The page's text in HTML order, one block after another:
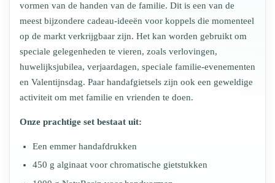
vormen van de handen van de familie. Dit is een van de
meest bijzondere cadeau-ideeën voor koppels die momenteel
op de markt verkrijgbaar zijn. Het kan worden gebruikt om
speciale gelegenheden te vieren, zoals verlovingen,
huwelijksjubilea, verjaardagen, speciale familie-evenementen
en Valentijnsdag. Paar handafgietsels zijn ook een geweldige
activiteit om met familie en vrienden te doen.
Onze prachtige set bestaat uit:
Een emmer handafdrukken
450 g alginaat voor chromatische gietstukken